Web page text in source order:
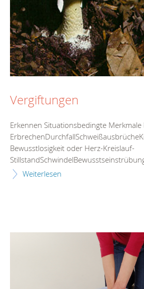
Vergiftungen
Erkennen Situationsbedingte
Bewusstlosigkeit oder Herz-Kreislauf-
Weiterlesen